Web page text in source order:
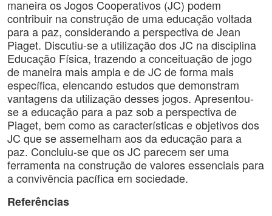
maneira os Jogos Cooperativos (JC) podem
contribuir na construção de uma educação voltada
para a paz, considerando a perspectiva de Jean
Piaget. Discutiu-se a utilização dos JC na disciplina
Educação Física, trazendo a conceituação de jogo
de maneira mais ampla e de JC de forma mais
específica, elencando estudos que demonstram
vantagens da utilização desses jogos. Apresentou-
se a educação para a paz sob a perspectiva de
Piaget, bem como as características e objetivos dos
JC que se assemelham aos da educação para a
paz. Concluiu-se que os JC parecem ser uma
ferramenta na construção de valores essenciais para
a convivência pacífica em sociedade.
Referências